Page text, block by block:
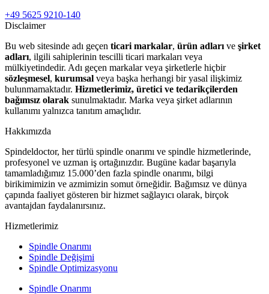
+49 5625 9210-140
Disclaimer
Bu web sitesinde adı geçen ticari markalar, ürün adları ve şirket
adları, ilgili sahiplerinin tescilli ticari markaları veya
mülkiyetindedir. Adı geçen markalar veya şirketlerle hiçbir
sözleşmesel, kurumsal veya başka herhangi bir yasal ilişkimiz
bulunmamaktadır. Hizmetlerimiz, üretici ve tedarikçilerden
bağımsız olarak sunulmaktadır. Marka veya şirket adlarının
kullanımı yalnızca tanıtım amaçlıdır.
Hakkımızda
Spindeldoctor, her türlü spindle onarımı ve spindle hizmetlerinde,
profesyonel ve uzman iş ortağınızdır. Bugüne kadar başarıyla
tamamladığımız 15.000’den fazla spindle onarımı, bilgi
birikimimizin ve azmimizin somut örneğidir. Bağımsız ve dünya
çapında faaliyet gösteren bir hizmet sağlayıcı olarak, birçok
avantajdan faydalanırsınız.
Hizmetlerimiz
Spindle Onarımı
Spindle Değişimi
Spindle Optimizasyonu
Spindle Onarımı